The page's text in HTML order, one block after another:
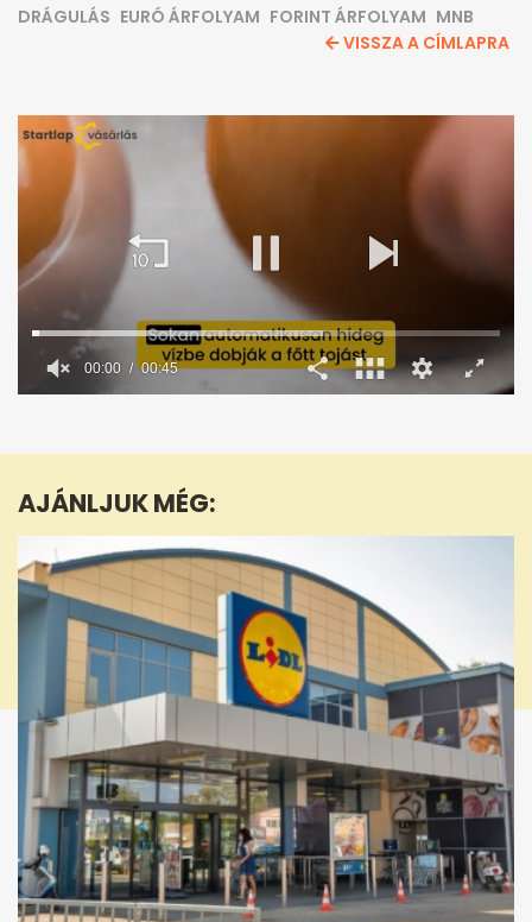
DRÁGULÁS EURÓ ÁRFOLYAM FORINT ÁRFOLYAM MNB
VISSZA A CÍMLAPRA
45
00:01 00:45
AJÁNLJUK MÉG: